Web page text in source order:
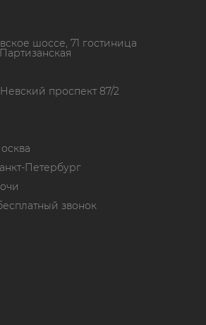
шоссе, 71 гостиница
проспект 87/2
Петербург
звонок